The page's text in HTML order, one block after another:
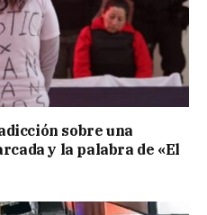
sobre una
y la palabra de «El